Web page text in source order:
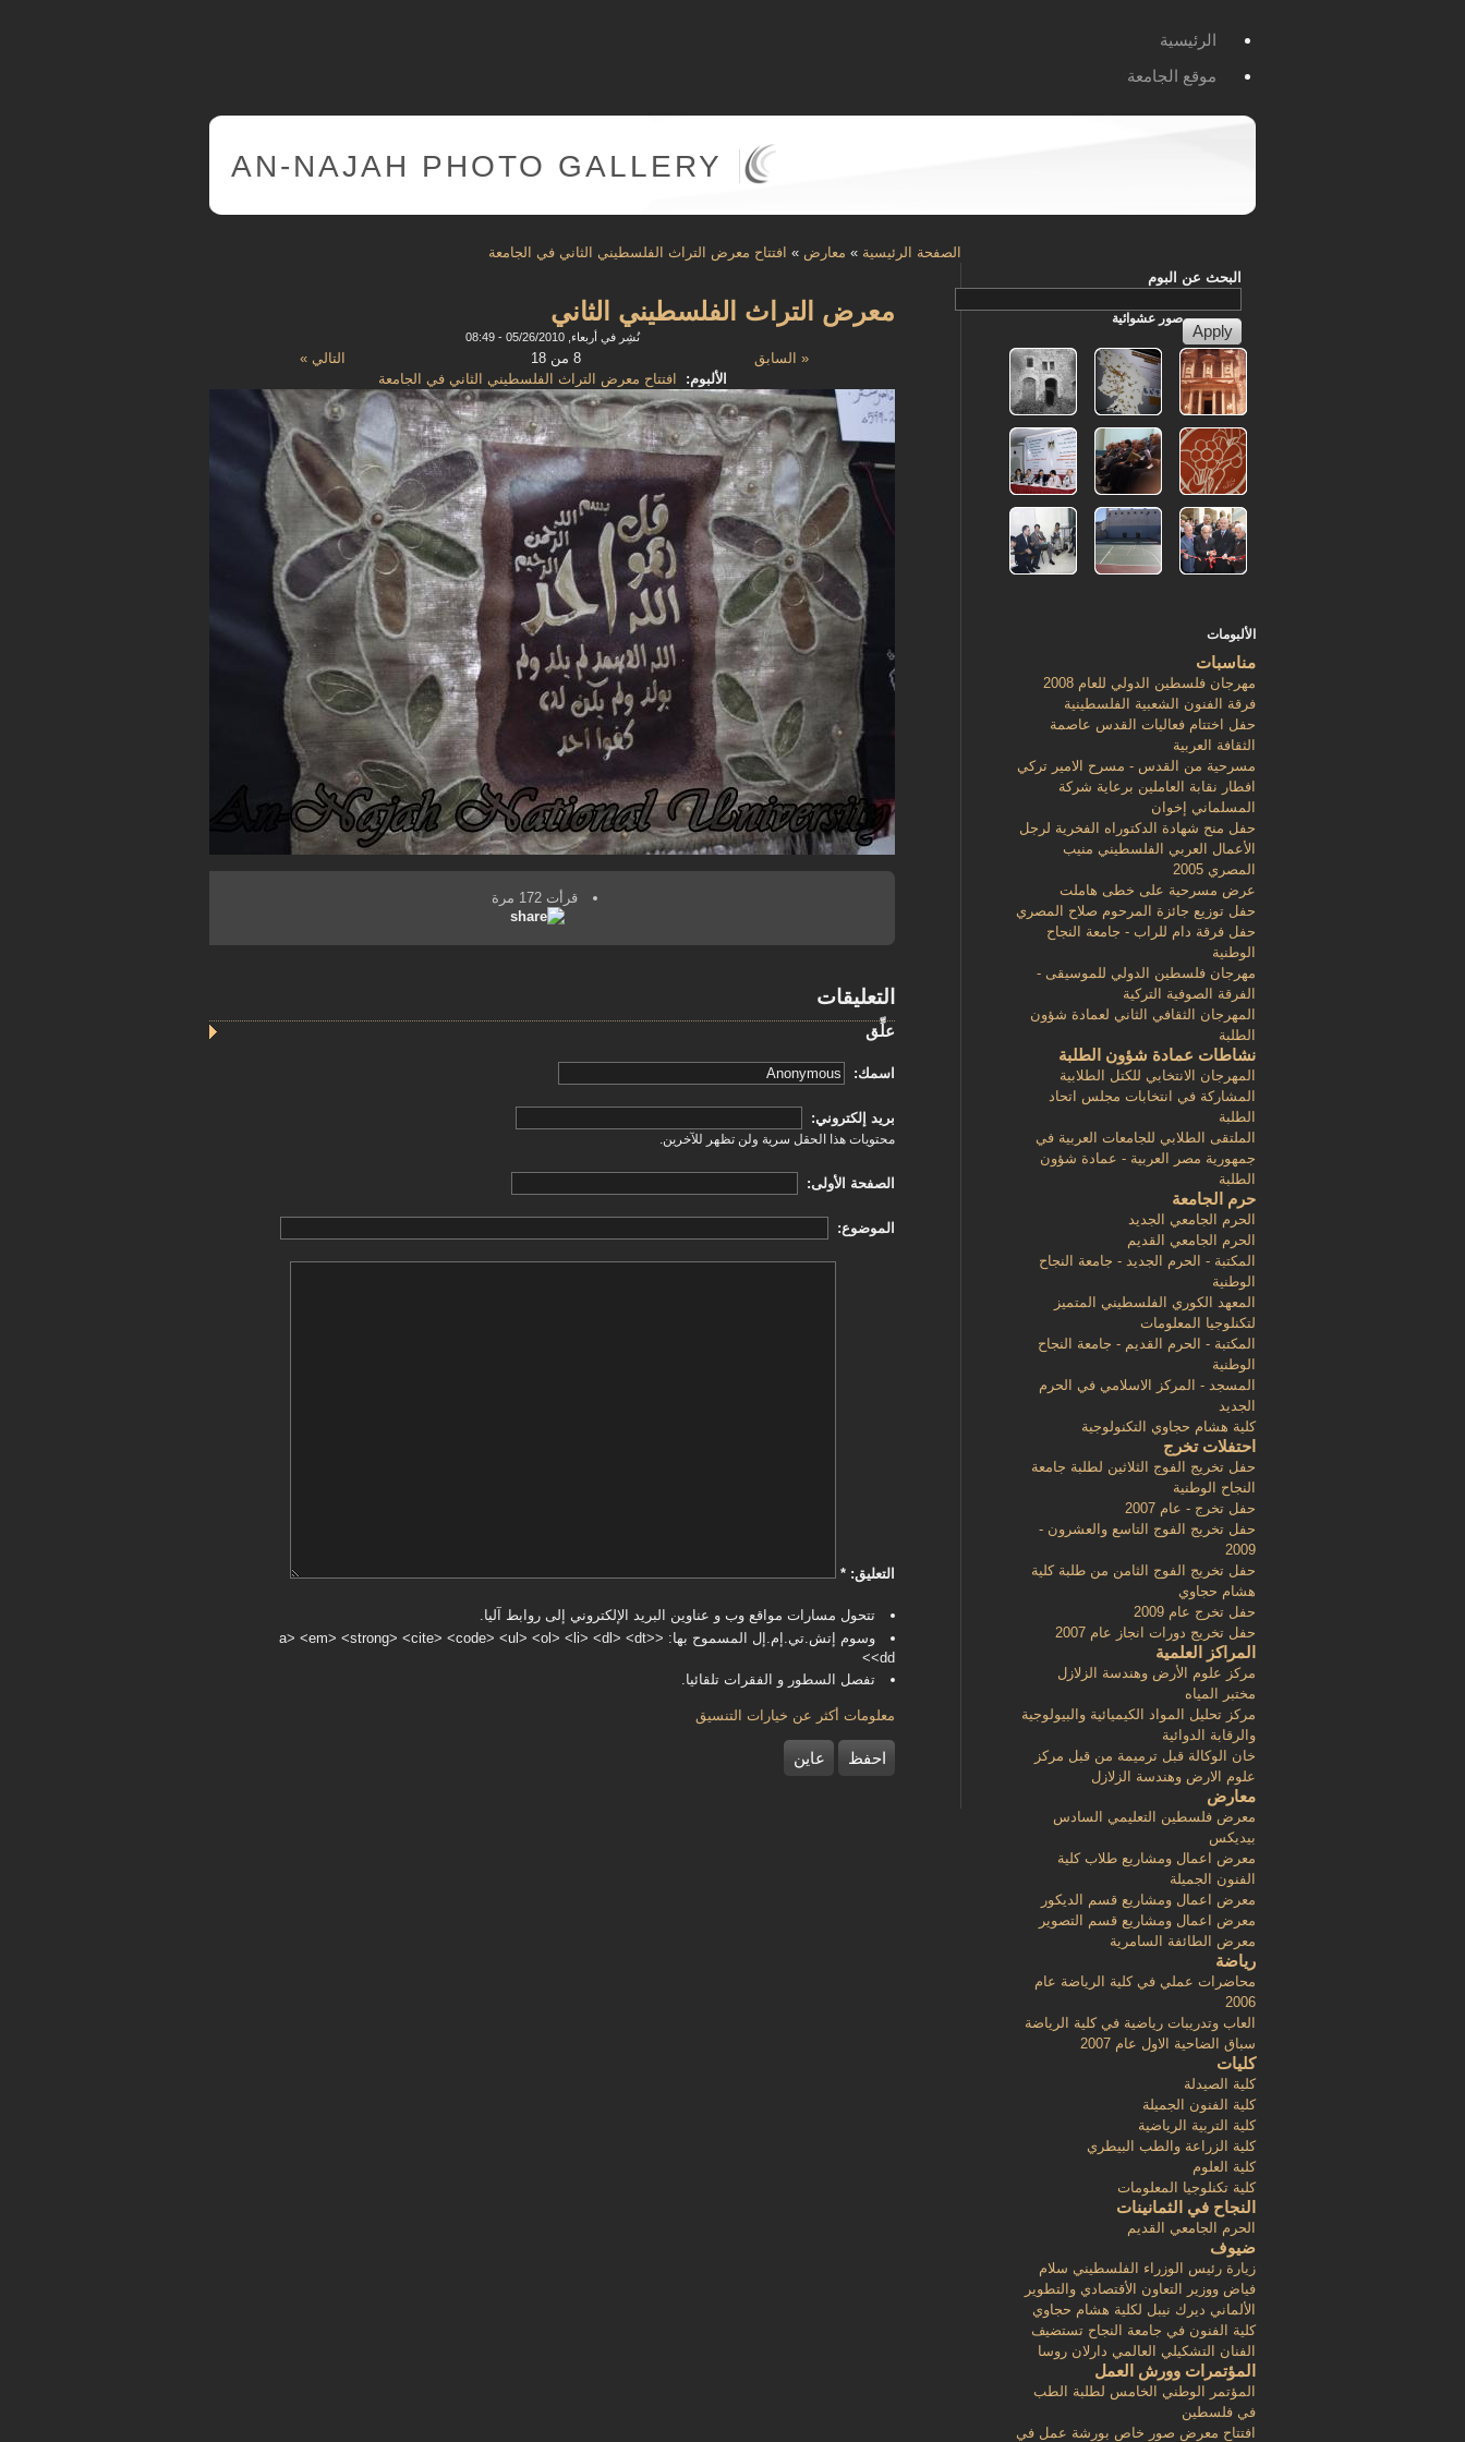
الرئيسية
موقع الجامعة
AN-NAJAH PHOTO GALLERY
الصفحة الرئيسية » معارض » افتتاح معرض التراث الفلسطيني الثاني في الجامعة
معرض التراث الفلسطيني الثاني
نُشِر في أربعاء, 05/26/2010 - 08:49
« السابق 8 من 18
التالي »
الألبوم:
افتتاح معرض التراث الفلسطيني الثاني في الجامعة
قرأت 172 مرة
التعليقات
علِّق
‏اسمك: ‏
‏بريد إلكتروني: ‏
محتويات هذا الحقل سرية ولن تظهر للآخرين.
‏الصفحة الأولى: ‏
‏الموضوع: ‏
‏التعليق: ‏ *
تتحول مسارات مواقع وب و عناوين البريد الإلكتروني إلى روابط آليا.
وسوم إتش.تي.إم.إل المسموح بها: <a> <em> <strong> <cite> <code> <ul> <ol> <li> <dl> <dt>
<dd>
تفصل السطور و الفقرات تلقائيا.
معلومات أكثر عن خيارات التنسيق
البحث عن البوم
صور عشوائية
الألبومات
مناسبات
مهرجان فلسطين الدولي للعام 2008
فرقة الفنون الشعبية الفلسطينية
حفل اختتام فعاليات القدس عاصمة
الثقافة العربية
مسرحية من القدس - مسرح الامير تركي
افطار نقابة العاملين برعاية شركة
المسلماني إخوان
حفل منح شهادة الدكتوراه الفخرية لرجل
الأعمال العربي الفلسطيني منيب
المصري 2005
عرض مسرحية على خطى هاملت
حفل توزيع جائزة المرحوم صلاح المصري
حفل فرقة دام للراب - جامعة النجاح
الوطنية
مهرجان فلسطين الدولي للموسيقى -
الفرقة الصوفية التركية
المهرجان الثقافي الثاني لعمادة شؤون
الطلبة
نشاطات عمادة شؤون الطلبة
المهرجان الانتخابي للكتل الطلابية
المشاركة في انتخابات مجلس اتحاد
الطلبة
الملتقى الطلابي للجامعات العربية في
جمهورية مصر العربية - عمادة شؤون
الطلبة
حرم الجامعة
الحرم الجامعي الجديد
الحرم الجامعي القديم
المكتبة - الحرم الجديد - جامعة النجاح
الوطنية
المعهد الكوري الفلسطيني المتميز
لتكنلوجيا المعلومات
المكتبة - الحرم القديم - جامعة النجاح
الوطنية
المسجد - المركز الاسلامي في الحرم
الجديد
كلية هشام حجاوي التكنولوجية
احتفلات تخرج
حفل تخريج الفوج الثلاثين لطلبة جامعة
النجاح الوطنية
حفل تخرج - عام 2007
حفل تخريج الفوج التاسع والعشرون -
2009
حفل تخريج الفوج الثامن من طلبة كلية
هشام حجاوي
حفل تخرج عام 2009
حفل تخريج دورات انجاز عام 2007
المراكز العلمية
مركز علوم الأرض وهندسة الزلازل
مختبر المياه
مركز تحليل المواد الكيميائية والبيولوجية
والرقابة الدوائية
خان الوكالة قبل ترميمة من قبل مركز
علوم الارض وهندسة الزلازل
معارض
معرض فلسطين التعليمي السادس
بيديكس
معرض اعمال ومشاريع طلاب كلية
الفنون الجميلة
معرض اعمال ومشاريع قسم الديكور
معرض اعمال ومشاريع قسم التصوير
معرض الطائفة السامرية
رياضة
محاضرات عملي في كلية الرياضة عام
2006
العاب وتدريبات رياضية في كلية الرياضة
سباق الضاحية الاول عام 2007
كليات
كلية الصيدلة
كلية الفنون الجميلة
كلية التربية الرياضية
كلية الزراعة والطب البيطري
كلية العلوم
كلية تكنلوجيا المعلومات
النجاح في الثمانينات
الحرم الجامعي القديم
ضيوف
زيارة رئيس الوزراء الفلسطيني سلام
فياض ووزير التعاون الأقتصادي والتطوير
الألماني ديرك نيبل لكلية هشام حجاوي
كلية الفنون في جامعة النجاح تستضيف
الفنان التشكيلي العالمي دارلان روسا
المؤتمرات وورش العمل
المؤتمر الوطني الخامس لطلبة الطب
في فلسطين
افتتاح معرض صور خاص بورشة عمل في